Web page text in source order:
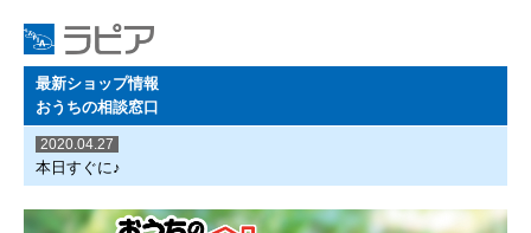
最新ショップ情報
おうちの相談窓口
2020.04.27
本日すぐに♪